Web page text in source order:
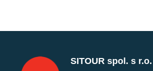
SITOUR spol. s r.o.